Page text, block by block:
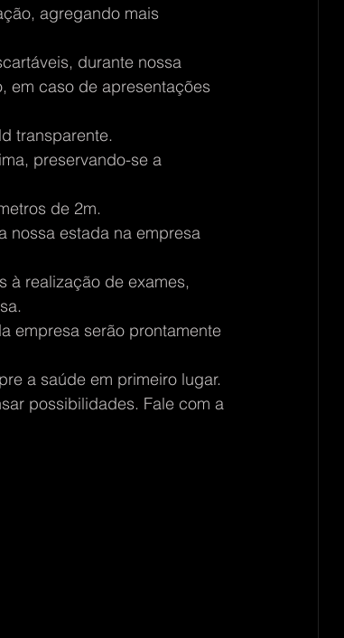
agregando mais
durante nossa
em caso de apresentações
transparente.
preservando-se a
de 2m.
nossa estada na empresa
à realização de exames,
empresa serão prontamente
a saúde em primeiro lugar.
possibilidades. Fale com a